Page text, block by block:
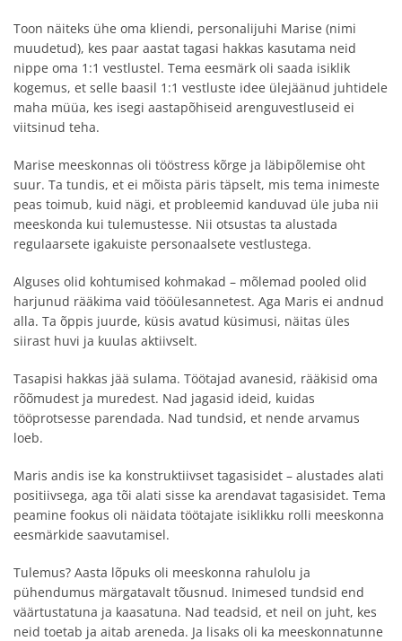
Toon näiteks ühe oma kliendi, personalijuhi Marise (nimi
muudetud), kes paar aastat tagasi hakkas kasutama neid
nippe oma 1:1 vestlustel. Tema eesmärk oli saada isiklik
kogemus, et selle baasil 1:1 vestluste idee ülejäänud juhtidele
maha müüa, kes isegi aastapõhiseid arenguvestluseid ei
viitsinud teha.
Marise meeskonnas oli tööstress kõrge ja läbipõlemise oht
suur. Ta tundis, et ei mõista päris täpselt, mis tema inimeste
peas toimub, kuid nägi, et probleemid kanduvad üle juba nii
meeskonda kui tulemustesse. Nii otsustas ta alustada
regulaarsete igakuiste personaalsete vestlustega.
Alguses olid kohtumised kohmakad – mõlemad pooled olid
harjunud rääkima vaid tööülesannetest. Aga Maris ei andnud
alla. Ta õppis juurde, küsis avatud küsimusi, näitas üles
siirast huvi ja kuulas aktiivselt.
Tasapisi hakkas jää sulama. Töötajad avanesid, rääkisid oma
rõõmudest ja muredest. Nad jagasid ideid, kuidas
tööprotsesse parendada. Nad tundsid, et nende arvamus
loeb.
Maris andis ise ka konstruktiivset tagasisidet – alustades alati
positiivsega, aga tõi alati sisse ka arendavat tagasisidet. Tema
peamine fookus oli näidata töötajate isiklikku rolli meeskonna
eesmärkide saavutamisel.
Tulemus? Aasta lõpuks oli meeskonna rahulolu ja
pühendumus märgatavalt tõusnud. Inimesed tundsid end
väärtustatuna ja kaasatuna. Nad teadsid, et neil on juht, kes
neid toetab ja aitab areneda. Ja lisaks oli ka meeskonnatunne